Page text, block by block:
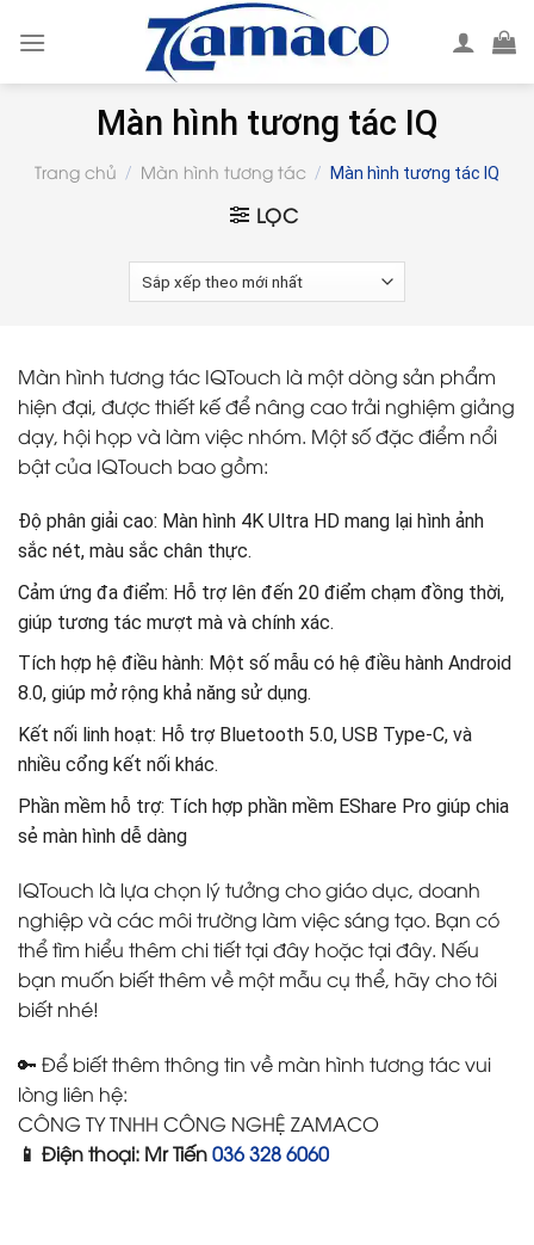
Màn hình tương tác IQ
Trang chủ / Màn hình tương tác / Màn hình tương tác IQ
LỌC
Màn hình tương tác IQTouch là một dòng sản phẩm
hiện đại, được thiết kế để nâng cao trải nghiệm giảng
dạy, hội họp và làm việc nhóm. Một số đặc điểm nổi
bật của IQTouch bao gồm:
Độ phân giải cao: Màn hình 4K Ultra HD mang lại hình ảnh
sắc nét, màu sắc chân thực.
Cảm ứng đa điểm: Hỗ trợ lên đến 20 điểm chạm đồng thời,
giúp tương tác mượt mà và chính xác.
Tích hợp hệ điều hành: Một số mẫu có hệ điều hành Android
8.0, giúp mở rộng khả năng sử dụng.
Kết nối linh hoạt: Hỗ trợ Bluetooth 5.0, USB Type-C, và
nhiều cổng kết nối khác.
Phần mềm hỗ trợ: Tích hợp phần mềm EShare Pro giúp chia
sẻ màn hình dễ dàng
IQTouch là lựa chọn lý tưởng cho giáo dục, doanh
nghiệp và các môi trường làm việc sáng tạo. Bạn có
thể tìm hiểu thêm chi tiết tại đây hoặc tại đây. Nếu
bạn muốn biết thêm về một mẫu cụ thể, hãy cho tôi
biết nhé!
🔑 Để biết thêm thông tin về màn hình tương tác vui
lòng liên hệ:
CÔNG TY TNHH CÔNG NGHỆ ZAMACO
📱 Điện thoại: Mr Tiến036 328 6060